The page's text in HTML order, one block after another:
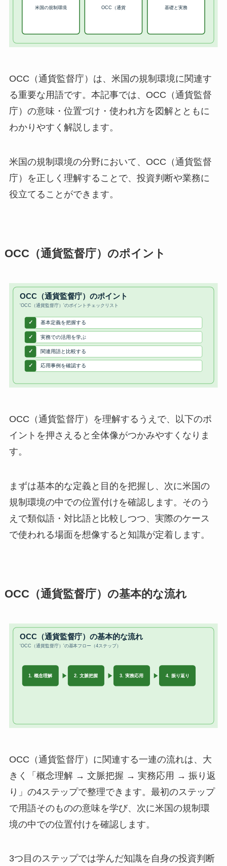
OCC（通貨監督庁）は、米国の規制環境に関連す
る重要な用語です。本記事では、OCC（通貨監督
庁）の意味・位置づけ・使われ方を図解とともに
わかりやすく解説します。
米国の規制環境の分野において、OCC（通貨監督
庁）を正しく理解することで、投資判断や業務に
役立てることができます。
OCC（通貨監督庁）のポイント
OCC（通貨監督庁）を理解するうえで、以下のポ
イントを押さえると全体像がつかみやすくなりま
す。
まずは基本的な定義と目的を把握し、次に米国の
規制環境の中での位置付けを確認します。そのう
えで類似語・対比語と比較しつつ、実際のケース
で使われる場面を想像すると知識が定着します。
OCC（通貨監督庁）の基本的な流れ
OCC（通貨監督庁）に関連する一連の流れは、大
きく「概念理解 → 文脈把握 → 実務応用 → 振り返
り」の4ステップで整理できます。最初のステップ
で用語そのものの意味を学び、次に米国の規制環
境の中での位置付けを確認します。
3つ目のステップでは学んだ知識を自身の投資判断